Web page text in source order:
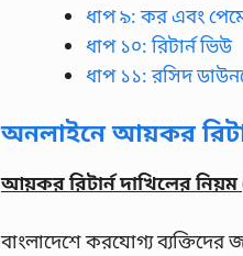
ধাপ ৯: কর এবং
ধাপ ১০: রিটার্ন ভিউ
ধাপ ১১: রসিদ
অনলাইনে আয়কর
আয়কর রিটার্ন দাখিলের
বাংলাদেশে করযোগ্য